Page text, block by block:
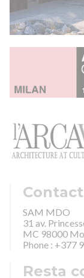
Contact
SAM MDO
31 av.
MC 98000
Phone : +377
Resta